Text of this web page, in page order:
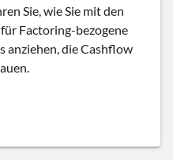
Sie, wie Sie mit den
Factoring-bezogene
anziehen, die Cashflow